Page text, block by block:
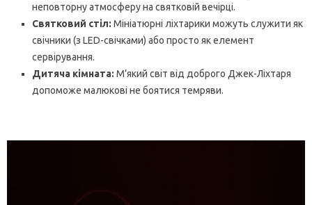
неповторну атмосферу на святковій вечірці.
Святковий стіл: Мініатюрні ліхтарики можуть служити як
свічники (з LED-свічками) або просто як елемент
сервірування.
Дитяча кімната: М’який світ від доброго Джек-Ліхтаря
допоможе малюкові не боятися темряви.